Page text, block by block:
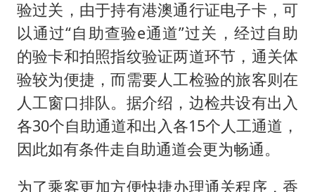
验过关，由于持有港澳通行证电子卡，可
以通过“自助查验e通道”过关，经过自助
的验卡和拍照指纹验证两道环节，通关体
验较为便捷，而需要人工检验的旅客则在
人工窗口排队。据介绍，边检共设有出入
各30个自助通道和出入各15个人工通道，
因此如有条件走自助通道会更为畅通。
为了乘客更加方便快捷办理通关程序，香